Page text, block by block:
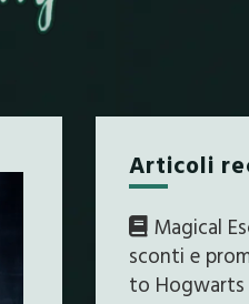
proprio
Articoli
Magical
sconti e
to Hogwarts